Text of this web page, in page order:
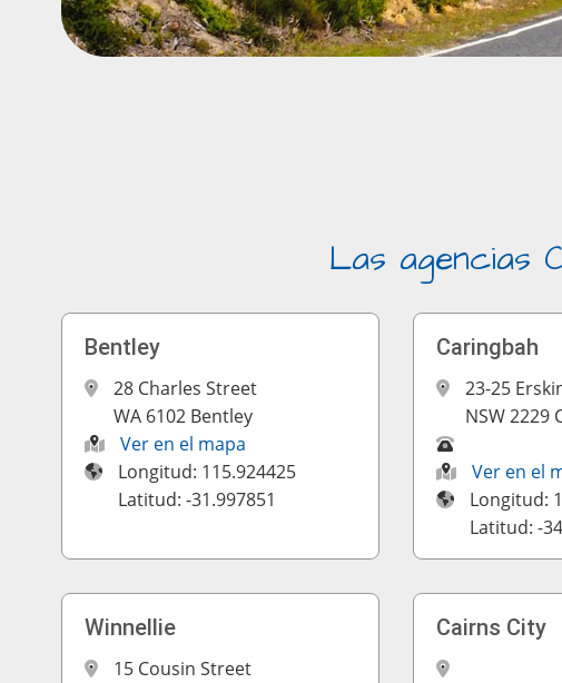
Las agencias
Bentley
28 Charles Street
WA 6102 Bentley
Ver en el mapa
Longitud: 115.924425
Latitud: -31.997851
Caringbah
23-25
NSW 2229
Ver en el
Longitud:
Latitud: -
Winnellie
15 Cousin Street
Cairns City